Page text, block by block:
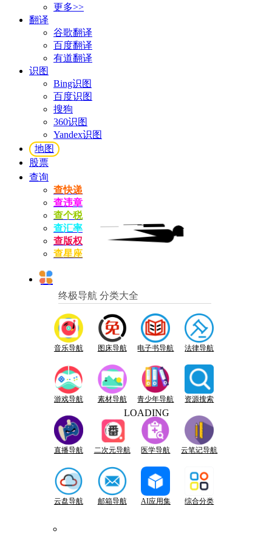
LOADING
更多>>
翻译
谷歌翻译
百度翻译
有道翻译
识图
Bing识图
百度识图
搜狗
360识图
Yandex识图
地图
股票
查询
查快递
查违章
查个税
查汇率
查版权
查星座
终极导航 分类大全
音乐导航 图床导航 电子书导航 法律导航
游戏导航 素材导航 青少年导航 资源搜索
直播导航 二次元导航 医学导航 云笔记导航
云盘导航 邮箱导航 AI应用集 综合分类